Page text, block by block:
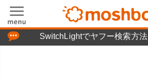
SwitchLightでヤフー検索方法
「つぶやき」の使い方